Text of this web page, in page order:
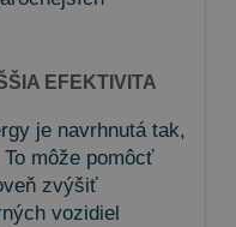
EFEKTIVITA
je navrhnutá tak,
môže pomôcť
zvýšiť
vozidiel